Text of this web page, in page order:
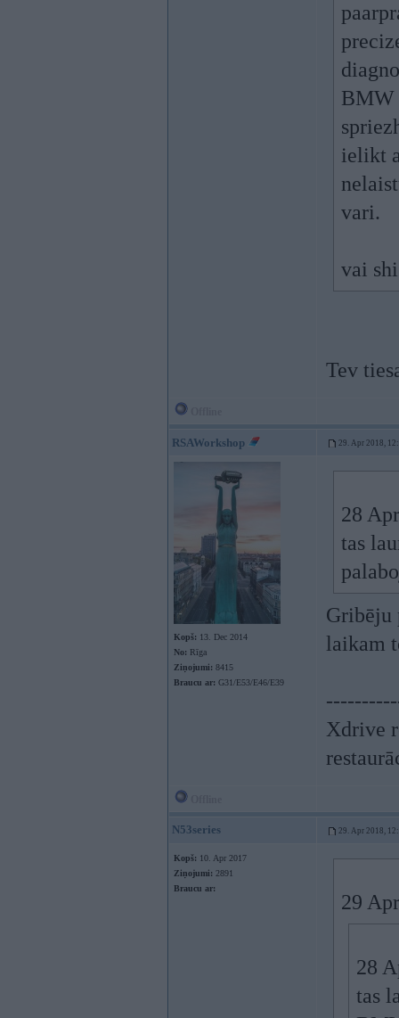
BMW
ielikt
vari.
vai
Tev
RSAWorkshop 29. Apr 2018,
Kopš: 13. Dec 2014
No: Rīga
Ziņojumi: 8415
Braucu ar: G31/E53/E46/E39
28
tas
Gribēju
laikam
Xdrive
N53series 29. Apr 2018,
Kopš: 10. Apr 2017
Ziņojumi: 2891
Braucu ar:
29
28
tas